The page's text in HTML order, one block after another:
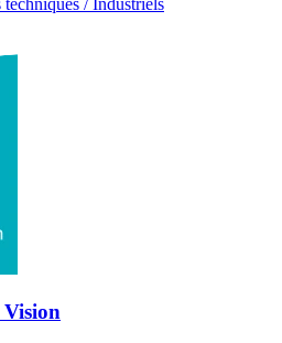
techniques / Industriels